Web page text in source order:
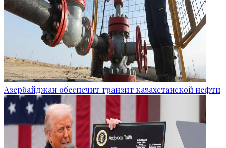
Азербайджан обеспечит транзит казахстанской нефти